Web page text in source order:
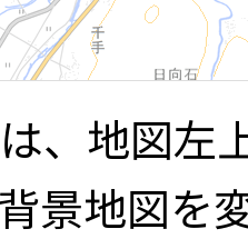
、地図左
景地図を